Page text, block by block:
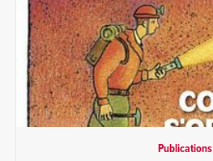
Publications